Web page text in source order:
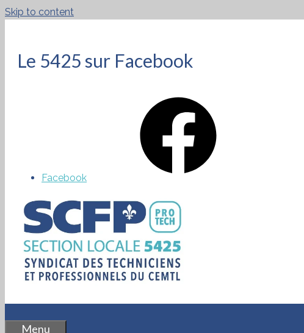
Skip to content
Le 5425 sur Facebook
Facebook
Menu